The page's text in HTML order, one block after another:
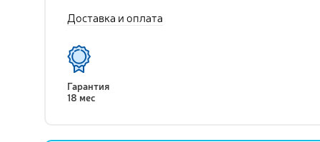
Доставка и оплата
Гарантия
18 мес